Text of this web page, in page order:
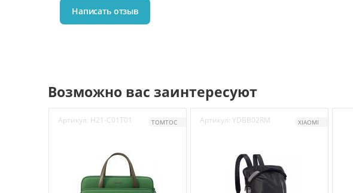
Написать отзыв
Возможно вас заинтересуют
Артикул: H21-C01T01 TOMTOC Артикул: YDBB02RM XIAOMI